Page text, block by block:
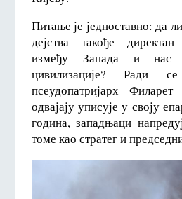
Питање је једноставно: да
дејства такође
између Запада и нас
цивилизације?
псеудопатријарх
одвајају уписује у своју
година, западњаци
томе као стратег и